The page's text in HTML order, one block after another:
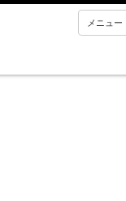
メニュー